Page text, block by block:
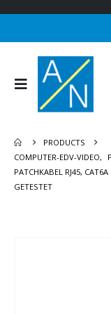
PRODUCTS
COMPUTER-EDV-VIDEO,
PATCHKABEL RJ45,
GETESTET